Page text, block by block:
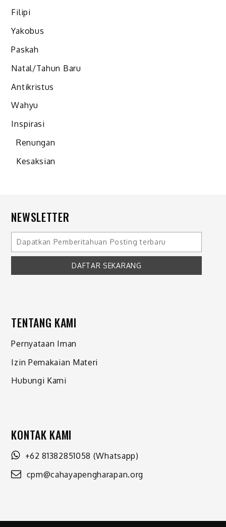
Filipi
Yakobus
Paskah
Natal/Tahun Baru
Antikristus
Wahyu
Inspirasi
Renungan
Kesaksian
NEWSLETTER
TENTANG KAMI
Pernyataan Iman
Izin Pemakaian Materi
Hubungi Kami
KONTAK KAMI
+62 81382851058 (Whatsapp)
cpm@cahayapengharapan.org